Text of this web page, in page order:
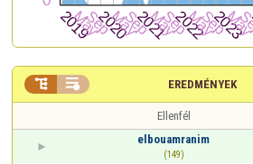
EREDMÉNYEK
 
Ellenfél
elbouamranim
(149)